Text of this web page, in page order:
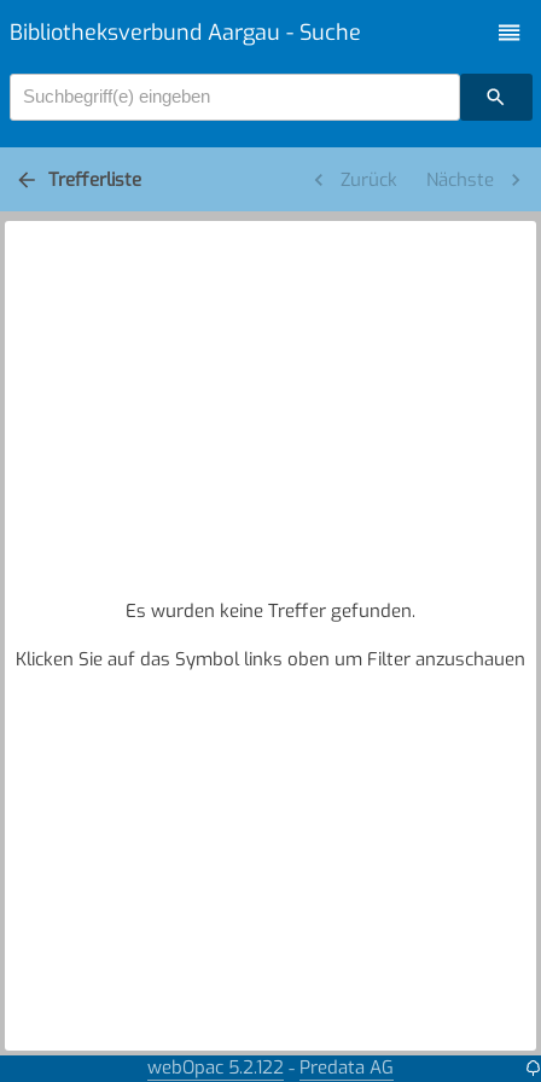
Bibliotheksverbund Aargau - Suche
Suchbegriff(e) eingeben
Trefferliste Zurück Nächste
Es wurden keine Treffer gefunden.
Klicken Sie auf das Symbol links oben um Filter anzuschauen
webOpac 5.2.122 - Predata AG